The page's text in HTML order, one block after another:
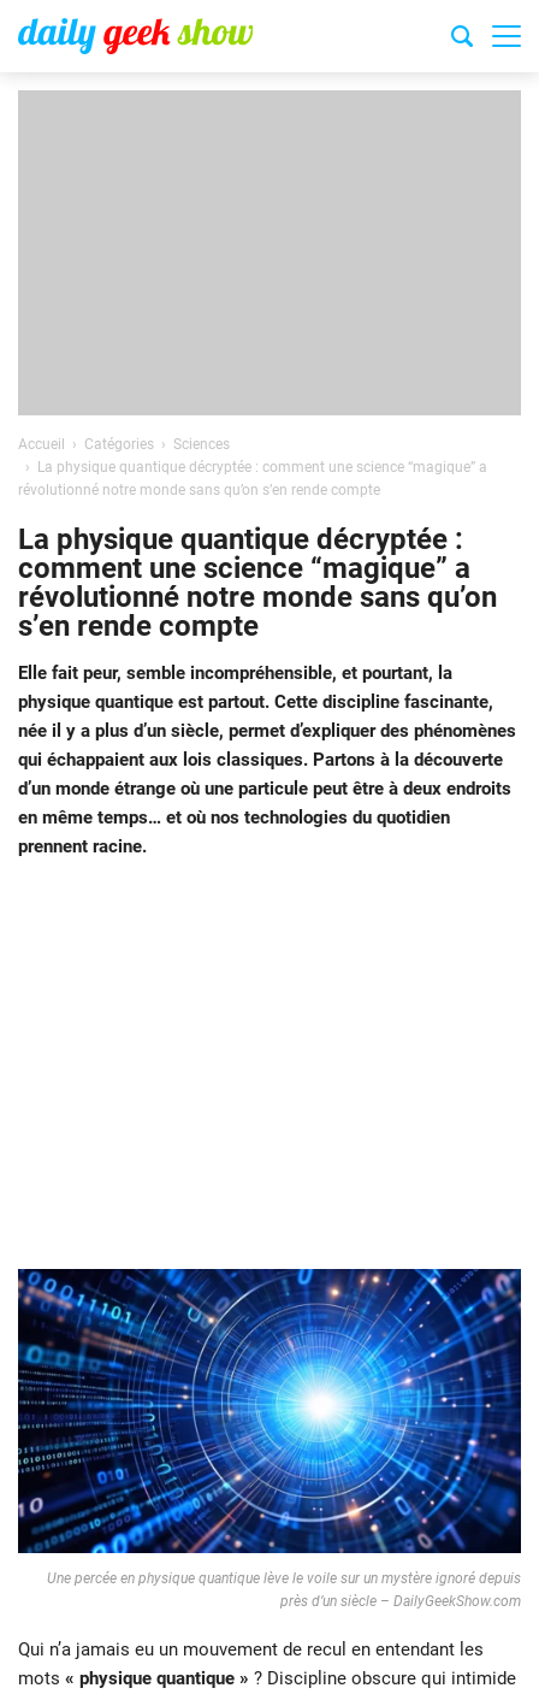
Accueil Catégories
Sciences
La physique quantique décryptée : comment une science “magique” a
révolutionné notre monde sans qu’on s’en rende compte
La physique quantique décryptée :
comment une science “magique” a
révolutionné notre monde sans qu’on
s’en rende compte
Elle fait peur, semble incompréhensible, et pourtant, la
physique quantique est partout. Cette discipline fascinante,
née il y a plus d’un siècle, permet d’expliquer des phénomènes
qui échappaient aux lois classiques. Partons à la découverte
d’un monde étrange où une particule peut être à deux endroits
en même temps… et où nos technologies du quotidien
prennent racine.
Une percée en physique quantique lève le voile sur un mystère ignoré depuis
près d’un siècle – DailyGeekShow.com
Qui n’a jamais eu un mouvement de recul en entendant les
mots « physique quantique » ? Discipline obscure qui intimide